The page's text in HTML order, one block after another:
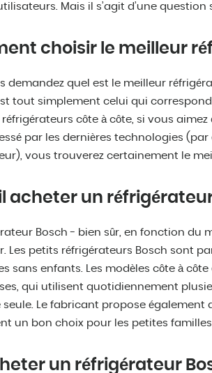
Mais il s’agit d’une question
choisir le meilleur
demandez quel est le meilleur
tout simplement celui qui
réfrigérateurs côte à côte, si vous
par les dernières technologies
vous trouverez certainement le
acheter un
Bosch - bien sûr, en fonction du
Les petits réfrigérateurs Bosch sont
sans enfants. Les modèles côte à
qui utilisent quotidiennement
seule. Le fabricant propose également
un bon choix pour les petites familles
un réfrigérateur